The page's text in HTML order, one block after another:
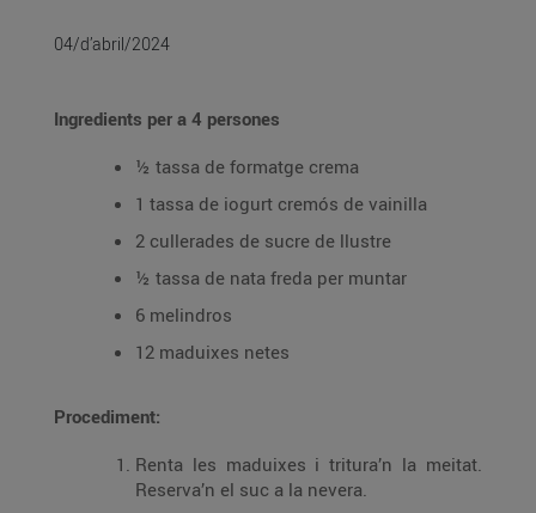
04/d’abril/2024
Ingredients per a 4 persones
½ tassa de formatge crema
1 tassa de iogurt cremós de vainilla
2 cullerades de sucre de llustre
½ tassa de nata freda per muntar
6 melindros
12 maduixes netes
Procediment:
Renta les maduixes i tritura’n la meitat.
Reserva’n el suc a la nevera.